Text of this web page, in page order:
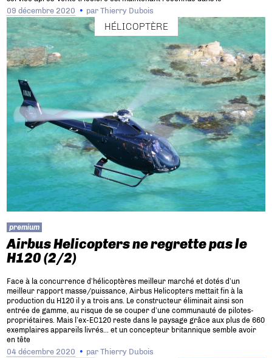
09 décembre 2020 parThierry Dubois
HÉLICOPTÈRE
premium
Airbus Helicopters ne regrette pas le
H120 (2/2)
Face à la concurrence d’hélicoptères meilleur marché et dotés d’un
meilleur rapport masse/puissance, Airbus Helicopters mettait fin à la
production du H120 il y a trois ans. Le constructeur éliminait ainsi son
entrée de gamme, au risque de se couper d’une communauté de pilotes-
propriétaires. Mais l’ex-EC120 reste dans le paysage grâce aux plus de 660
exemplaires appareils livrés… et un concepteur britannique semble avoir
en tête
04 décembre 2020 parThierry Dubois